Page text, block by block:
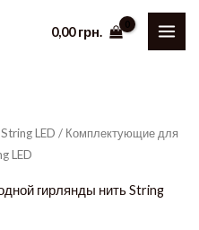
0,00грн.
LED / Комплектующие для
LED
гирлянды нить String